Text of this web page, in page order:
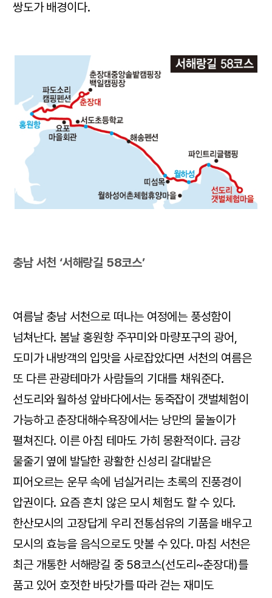
쌍도가 배경이다.
충남 서천 ‘서해랑길 58코스’
여름날 충남 서천으로 떠나는 여정에는 풍성함이
넘쳐난다. 봄날 홍원항 주꾸미와 마량포구의 광어,
도미가 내방객의 입맛을 사로잡았다면 서천의 여름은
또 다른 관광테마가 사람들의 기대를 채워준다.
선도리와 월하성 앞바다에서는 동죽잡이 갯벌체험이
가능하고 춘장대해수욕장에서는 낭만의 물놀이가
펼쳐진다. 이른 아침 테마도 가히 몽환적이다. 금강
물줄기 옆에 발달한 광활한 신성리 갈대밭은
피어오르는 운무 속에 넘실거리는 초록의 진풍경이
압권이다. 요즘 흔치 않은 모시 체험도 할 수 있다.
한산모시의 고장답게 우리 전통섬유의 기품을 배우고
모시의 효능을 음식으로도 맛볼 수 있다. 마침 서천은
최근 개통한 서해랑길 중 58코스(선도리~춘장대)를
품고 있어 호젓한 바닷가를 따라 걷는 재미도